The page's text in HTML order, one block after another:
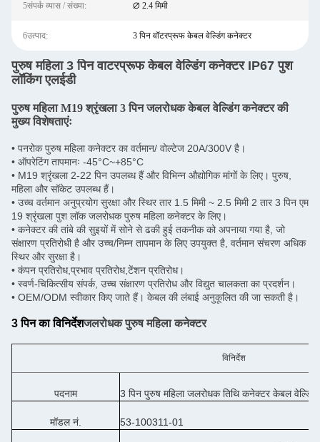
5संपर्क व्यास / संख्या: ∅ 2.4 मिमी
6उत्पाद: 3 पिन वॉटरप्रूफ केबल वेल्डिंग कनेक्टर
पुरुष महिला 3 पिन वाटरप्रूफ केबल वेल्डिंग कनेक्टर IP67 पुश
लॉकिंग एलईडी
पुरुष महिला M19 श्रृंखला 3 पिन जलरोधक केबल वेल्डिंग कनेक्टर की
मुख्य विशेषताएंः
• पनरोक पुरुष महिला कनेक्टर का वर्तमान/ वोल्टेज 20A/300V है।
• ऑपरेटिंग तापमानः -45°C~+85°C
• M19 श्रृंखला 2-22 पिन उपलब्ध हैं और विभिन्न औद्योगिक मांगों के लिए। पुरुष,
महिला और सॉकेट उपलब्ध हैं।
• उच्च वर्तमान अनुप्रयोग सुरक्षा और स्थिर तार 1.5 मिमी ~ 2.5 मिमी 2 तार 3 पिन एम
19 श्रृंखला पुश लॉक जलरोधक पुरुष महिला कनेक्टर के लिए।
• कनेक्टर की तांबे की सुइयों में सोने से ढकी हुई तकनीक को अपनाया गया है, जो
संक्षारण प्रतिरोधी है और उच्च/निम्न तापमान के लिए उपयुक्त है, वर्तमान संचरण अधिक
स्थिर और सुरक्षा है।
• कंपन प्रतिरोध,प्रभाव प्रतिरोध,टेंशन प्रतिरोध।
• स्वर्ण-चिकित्सीय संपर्क, उच्च संक्षारण प्रतिरोध और विद्युत चालकता का प्रदर्शन।
• OEM/ODM स्वीकार किए जाते हैं। केबल की लंबाई अनुकूलित की जा सकती है।
3 पिन का विनिर्देशजलरोधक पुरुष महिला कनेक्टर
विनिर्देश
पदनाम 3 पिन पुरुष महिला जलरोधक तिथि कनेक्टर केबल वेल्डिंग
मॉडल नं. 53-100311-01